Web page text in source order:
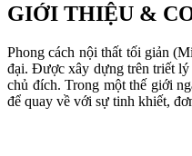
GIỚI THIỆU &
Phong cách nội thất tối giản
đại. Được xây dựng trên triết lý
chủ đích. Trong một thế giới
để quay về với sự tinh khiết,